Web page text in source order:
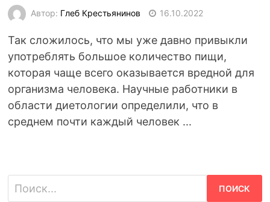
Автор: Глеб Крестьянинов 16.10.2022
Так сложилось, что мы уже давно привыкли
употреблять большое количество пищи,
которая чаще всего оказывается вредной для
организма человека. Научные работники в
области диетологии определили, что в
среднем почти каждый человек ...
Найти: